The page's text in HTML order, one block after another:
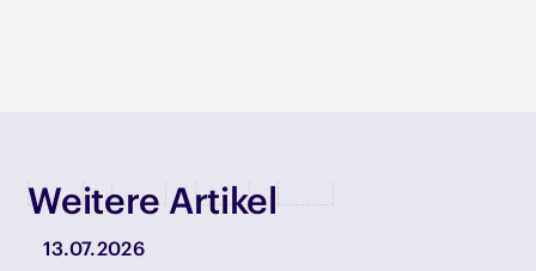
Weitere Artikel
13.07.2026